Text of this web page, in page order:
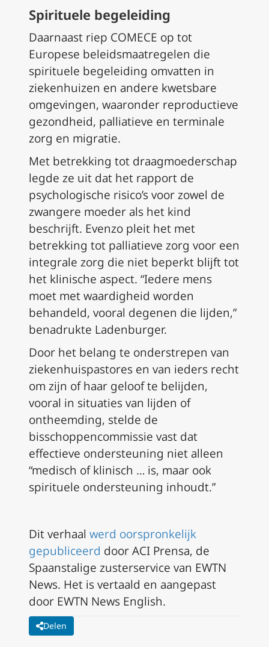
Spirituele begeleiding
Daarnaast riep COMECE op tot
Europese beleidsmaatregelen die
spirituele begeleiding omvatten in
ziekenhuizen en andere kwetsbare
omgevingen, waaronder reproductieve
gezondheid, palliatieve en terminale
zorg en migratie.
Met betrekking tot draagmoederschap
legde ze uit dat het rapport de
psychologische risico’s voor zowel de
zwangere moeder als het kind
beschrijft. Evenzo pleit het met
betrekking tot palliatieve zorg voor een
integrale zorg die niet beperkt blijft tot
het klinische aspect. “Iedere mens
moet met waardigheid worden
behandeld, vooral degenen die lijden,”
benadrukte Ladenburger.
Door het belang te onderstrepen van
ziekenhuispastores en van ieders recht
om zijn of haar geloof te belijden,
vooral in situaties van lijden of
ontheemding, stelde de
bisschoppencommissie vast dat
effectieve ondersteuning niet alleen
“medisch of klinisch … is, maar ook
spirituele ondersteuning inhoudt.”
Dit verhaal werd oorspronkelijk
gepubliceerd door ACI Prensa, de
Spaanstalige zusterservice van EWTN
News. Het is vertaald en aangepast
door EWTN News English.
Delen